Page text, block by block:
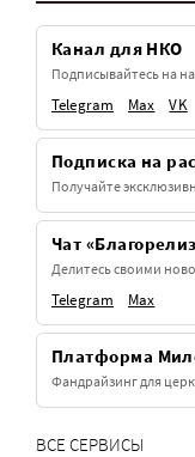
Канал для НКО
Подписывайтесь на
Telegram Max VK
Подписка на
Получайте
Чат
Делитесь своими
Telegram Max
Платформа
Фандрайзинг для
ВСЕ СЕРВИСЫ